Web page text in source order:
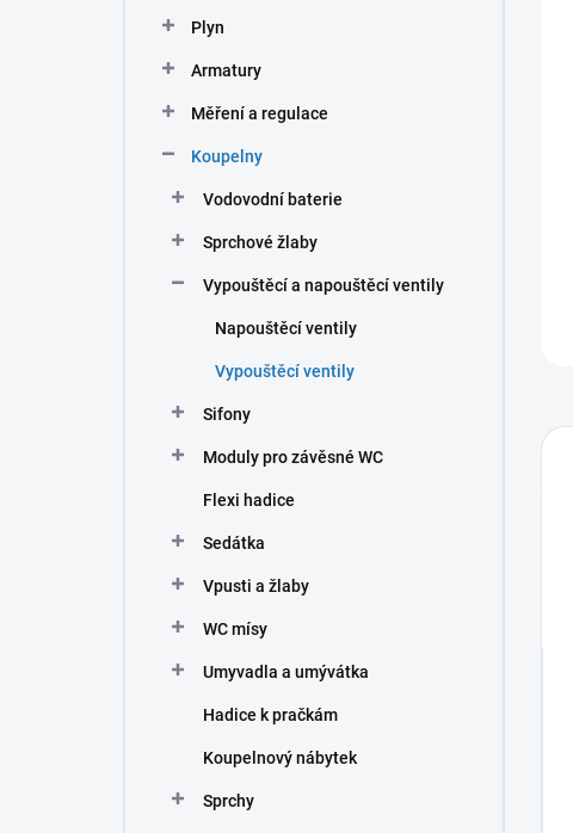
Plyn
Armatury
Měření a regulace
Koupelny
Vodovodní baterie
Sprchové žlaby
Vypouštěcí a napouštěcí ventily
Napouštěcí ventily
Vypouštěcí ventily
Sifony
Moduly pro závěsné WC
Flexi hadice
Sedátka
Vpusti a žlaby
WC mísy
Umyvadla a umývátka
Hadice k pračkám
Koupelnový nábytek
Sprchy